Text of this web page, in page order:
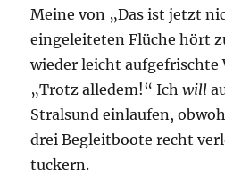
Meine von „Das ist jetzt
eingeleiteten Flüche hört
wieder leicht aufgefrischte
„Trotz alledem!“ Ichwill
Stralsund einlaufen,
drei Begleitboote recht
tuckern.